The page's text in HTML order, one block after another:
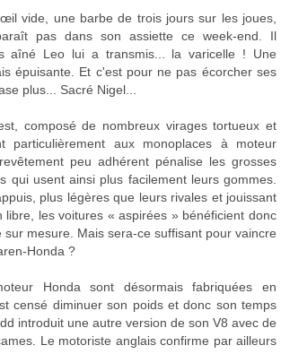
vide, une barbe de trois jours sur les joues,
pas dans son assiette ce week-end. Il
aîné Leo lui a transmis... la varicelle ! Une
épuisante. Et c'est pour ne pas écorcher ses
plus... Sacré Nigel...
composé de nombreux virages tortueux et
particulièrement aux monoplaces à moteur
peu adhérent pénalise les grosses
qui usent ainsi plus facilement leurs gommes.
plus légères que leurs rivales et jouissant
libre, les voitures « aspirées » bénéficient donc
mesure. Mais sera-ce suffisant pour vaincre
Honda ?
Honda sont désormais fabriquées en
censé diminuer son poids et donc son temps
introduit une autre version de son V8 avec de
Le motoriste anglais confirme par ailleurs